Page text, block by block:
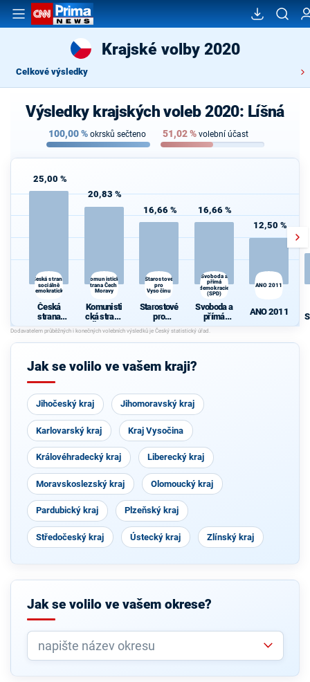
Krajské volby 2020
Celkové výsledky
Výsledky krajských voleb 2020: Líšná
100,00% okrsků sečteno 51,02% volební účast
25,00 %
Česká strana
sociálně
demokratická
Česká
strana
sociálně
demokrati
cká
20,83 %
Komunistická
strana Čech a
Moravy
Komunisti
cká strana
Čech a
Moravy
16,66 %
Starostové
pro
Vysočinu
Starostové
pro
Vysočinu
16,66 %
Svoboda a
přímá
demokracie
(SPD)
Svoboda a
přímá
demokraci
e (SPD)
12,50 %
ANO 2011
ANO 2011
Jak se volilo ve vašem kraji?
Jihočeský kraj Jihomoravský kraj
Karlovarský kraj Kraj Vysočina
Královéhradecký kraj Liberecký kraj
Moravskoslezský kraj Olomoucký kraj
Pardubický kraj Plzeňský kraj
Středočeský kraj Ústecký kraj Zlínský kraj
Jak se volilo ve vašem okrese?